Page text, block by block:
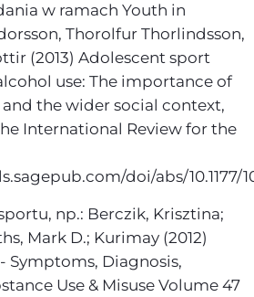
w ramach Youth in
Thorolfur Thorlindsson,
(2013) Adolescent sport
use: The importance of
the wider social context,
International Review for the
doi/abs/10.1177/
np.: Berczik, Krisztina;
Mark D.; Kurimay (2012)
Symptoms, Diagnosis,
Use & Misuse Volume 47